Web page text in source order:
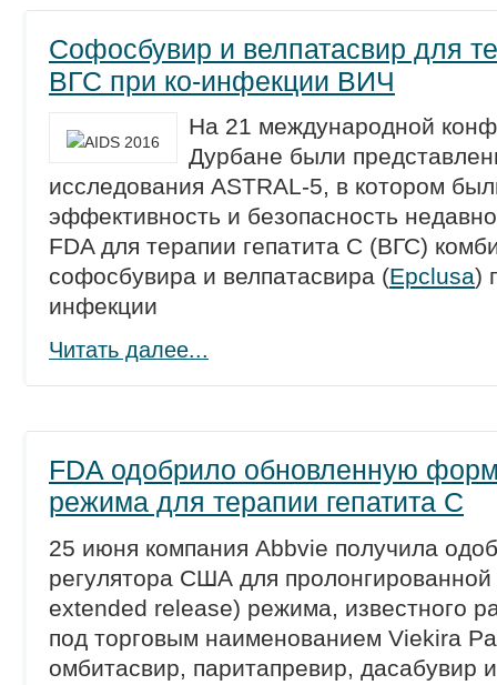
Софосбувир и велпатасвир для
ВГС при ко-инфекции ВИЧ
На 21 международной
Дурбане были
исследования ASTRAL-5, в котором
эффективность и безопасность
FDA для терапии гепатита С (ВГС)
софосбувира и велпатасвира (Epclusa)
инфекции
Читать далее...
FDA одобрило обновленную
режима для терапии гепатита С
25 июня компания Abbvie получила
регулятора США для
extended release) режима, известного
под торговым наименованием Viekira
омбитасвир, паритапревир, дасабувир и